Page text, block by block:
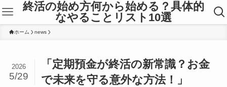
終活の始め方何から始める？具体的
なやることリスト10選
ホーム news
「定期預金が終活の新常識？お金
で未来を守る意外な方法！」
2026
5/29